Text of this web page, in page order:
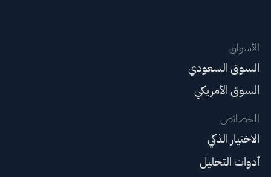
الأسواق
السوق السعودي
السوق الأمريكي
الخصائص
الاختيار الذكي
أدوات التحليل